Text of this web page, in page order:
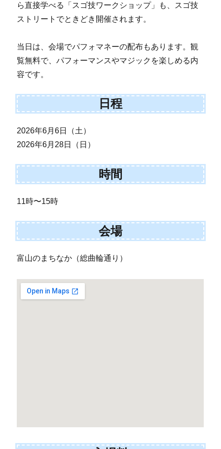
ら直接学べる「スゴ技ワークショップ」も、スゴ技
ストリートでときどき開催されます。
当日は、会場でパフォマネーの配布もあります。観
覧無料で、パフォーマンスやマジックを楽しめる内
容です。
日程
2026年6月6日（土）
2026年6月28日（日）
時間
11時〜15時
会場
富山のまちなか（総曲輪通り）